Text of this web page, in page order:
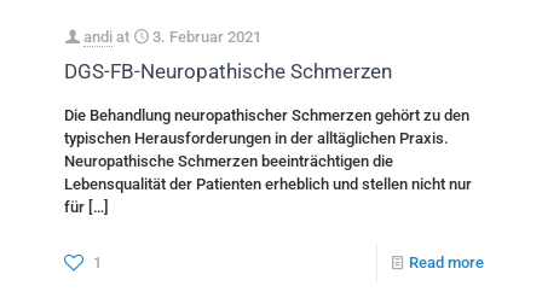
andi at 3. Februar 2021
DGS-FB-Neuropathische Schmerzen
Die Behandlung neuropathischer Schmerzen gehört zu den
typischen Herausforderungen in der alltäglichen Praxis.
Neuropathische Schmerzen beeinträchtigen die
Lebensqualität der Patienten erheblich und stellen nicht nur
für […]
1 Read more